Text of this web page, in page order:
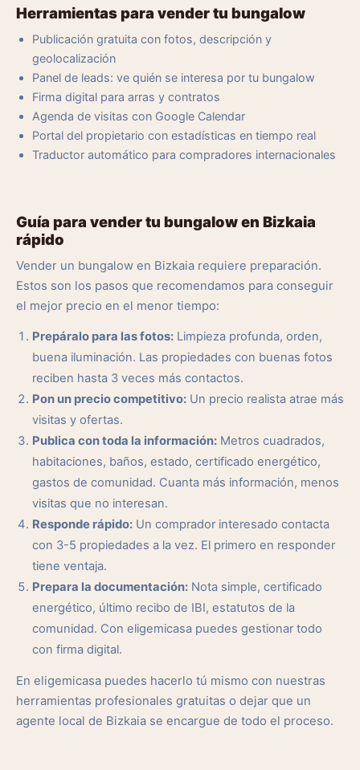
Herramientas para vender tu bungalow
Publicación gratuita con fotos, descripción y
geolocalización
Panel de leads: ve quién se interesa por tu bungalow
Firma digital para arras y contratos
Agenda de visitas con Google Calendar
Portal del propietario con estadísticas en tiempo real
Traductor automático para compradores internacionales
Guía para vender tu bungalow en Bizkaia
rápido
Vender un bungalow en Bizkaia requiere preparación.
Estos son los pasos que recomendamos para conseguir
el mejor precio en el menor tiempo:
Prepáralo para las fotos: Limpieza profunda, orden,
buena iluminación. Las propiedades con buenas fotos
reciben hasta 3 veces más contactos.
Pon un precio competitivo: Un precio realista atrae más
visitas y ofertas.
Publica con toda la información: Metros cuadrados,
habitaciones, baños, estado, certificado energético,
gastos de comunidad. Cuanta más información, menos
visitas que no interesan.
Responde rápido: Un comprador interesado contacta
con 3-5 propiedades a la vez. El primero en responder
tiene ventaja.
Prepara la documentación: Nota simple, certificado
energético, último recibo de IBI, estatutos de la
comunidad. Con eligemicasa puedes gestionar todo
con firma digital.
En eligemicasa puedes hacerlo tú mismo con nuestras
herramientas profesionales gratuitas o dejar que un
agente local de Bizkaia se encargue de todo el proceso.